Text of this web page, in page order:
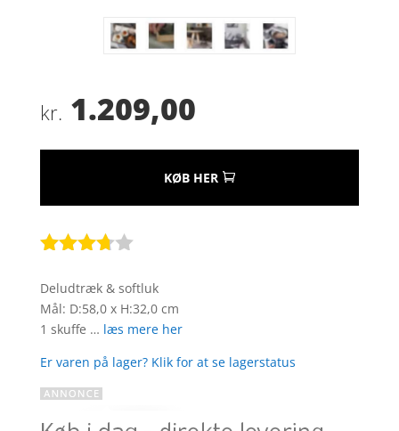
kr. 1.209,00
KØB HER
som
3.6ud
af 5
baseret
på
kundebe
dømmel
Deludtræk & softluk
Mål: D:58,0 x H:32,0 cm
1 skuffe … læs mere her
Er varen på lager? Klik for at se lagerstatus